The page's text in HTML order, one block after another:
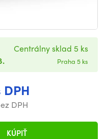
DPH
KÚPIŤ
Centrálny sklad 5 ks
Praha 5 ks